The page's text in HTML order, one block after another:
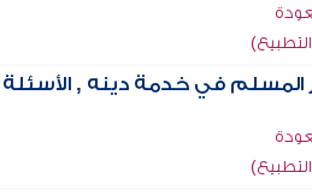
المسلم في خدمة دينه , الأسئلة